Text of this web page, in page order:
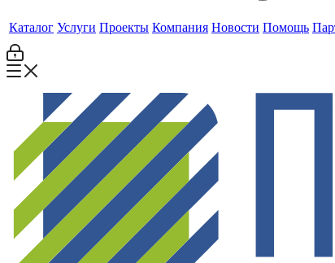
Каталог Услуги Проекты Компания Новости Помощь